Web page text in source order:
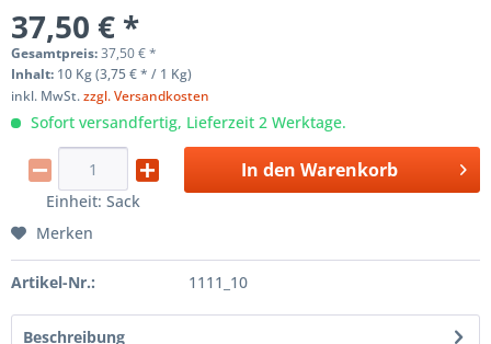
37,50 € *
Gesamtpreis:37,50€*
Inhalt: 10 Kg (3,75 € * / 1 Kg)
inkl. MwSt.zzgl. Versandkosten
Sofort versandfertig, Lieferzeit 2 Werktage.
Einheit: Sack
In den Warenkorb
Merken
Artikel-Nr.: 1111_10
Beschreibung